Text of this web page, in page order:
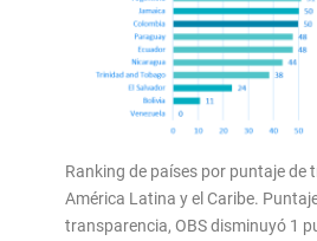
Ranking de países por puntaje de
América Latina y el Caribe.
transparencia, OBS disminuyó 1